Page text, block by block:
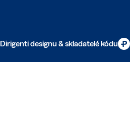
Dirigenti designu & skladatelé kódu